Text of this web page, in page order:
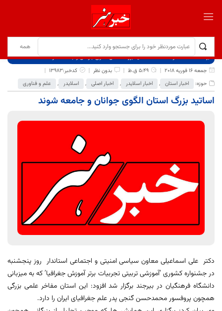
برگ نخست نوشته‌ها
اساتید بزرگ استان الگوی جوانان و جامعه شوند
جمعه 16 فوریه 2018
5:49 ق.ظ بدون نظر
کدخبر:13983
حوزه:
اخبار استان , اخبار اسلایدر , اخبار اصلی , اسلایدر , علم و فناوری
اساتید بزرگ استان الگوی جوانان و جامعه شوند
دکتر علی اسماعیلی معاون سیاسی امنیتی و اجتماعی استاندار روز پنجشنبه
در جشنواره کشوری ‘آموزشی تربیتی تجربیات برتر آموزش جغرافیا’ که به میزبانی
دانشگاه فرهنگیان در بیرجند برگزار شد افزود: این استان مفاخر علمی بزرگی
همچون پروفسور محمدحسن گنجی پدر علم جغرافیای ایران را دارد.